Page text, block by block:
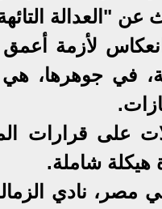
عن "العدالة
لأزمة
في جوهرها،
على قرارات
هيكلة شاملة.
مصر، نادي